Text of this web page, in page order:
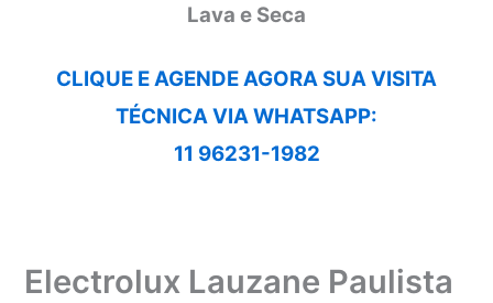
Lava e Seca
CLIQUE E AGENDE AGORA SUA VISITA
TÉCNICA VIA WHATSAPP:
11 96231-1982
Electrolux Lauzane Paulista